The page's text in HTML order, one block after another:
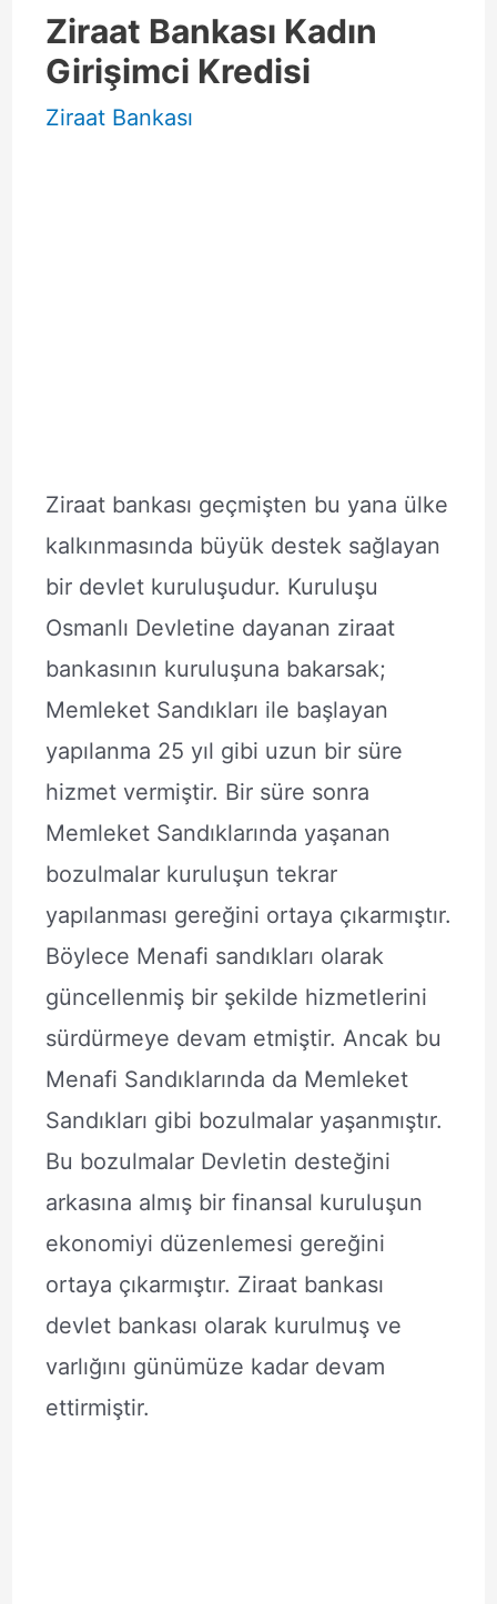
Ziraat Bankası Kadın
Girişimci Kredisi
Ziraat Bankası
Ziraat bankası geçmişten bu yana ülke
kalkınmasında büyük destek sağlayan
bir devlet kuruluşudur. Kuruluşu
Osmanlı Devletine dayanan ziraat
bankasının kuruluşuna bakarsak;
Memleket Sandıkları ile başlayan
yapılanma 25 yıl gibi uzun bir süre
hizmet vermiştir. Bir süre sonra
Memleket Sandıklarında yaşanan
bozulmalar kuruluşun tekrar
yapılanması gereğini ortaya çıkarmıştır.
Böylece Menafi sandıkları olarak
güncellenmiş bir şekilde hizmetlerini
sürdürmeye devam etmiştir. Ancak bu
Menafi Sandıklarında da Memleket
Sandıkları gibi bozulmalar yaşanmıştır.
Bu bozulmalar Devletin desteğini
arkasına almış bir finansal kuruluşun
ekonomiyi düzenlemesi gereğini
ortaya çıkarmıştır. Ziraat bankası
devlet bankası olarak kurulmuş ve
varlığını günümüze kadar devam
ettirmiştir.